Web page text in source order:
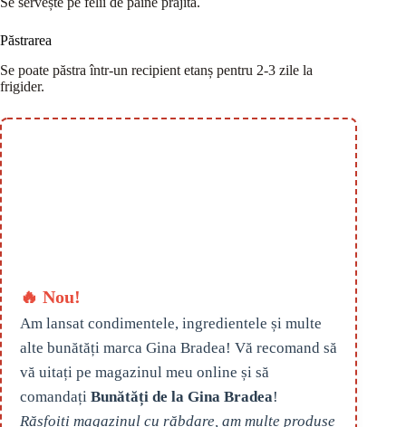
Păstrarea
Se poate păstra într-un recipient etanș pentru 2-3 zile la
frigider.
🔥 Nou!
Am lansat condimentele, ingredientele și multe
alte bunătăți marca Gina Bradea! Vă recomand să
vă uitați pe magazinul meu online și să
comandați Bunătăți de la Gina Bradea!
Răsfoiți magazinul cu răbdare, am multe produse